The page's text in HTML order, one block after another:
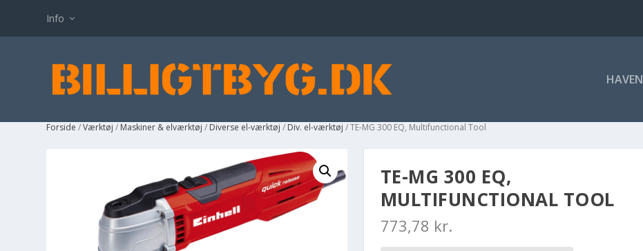
Info
HAVEN
Forside /Værktøj / Maskiner & elværktøj / Diverse el-værktøj / Div. el-værktøj / TE-MG 300 EQ, Multifunctional Tool
TE-MG 300 EQ,
MULTIFUNCTIONAL TOOL
773,78 kr.